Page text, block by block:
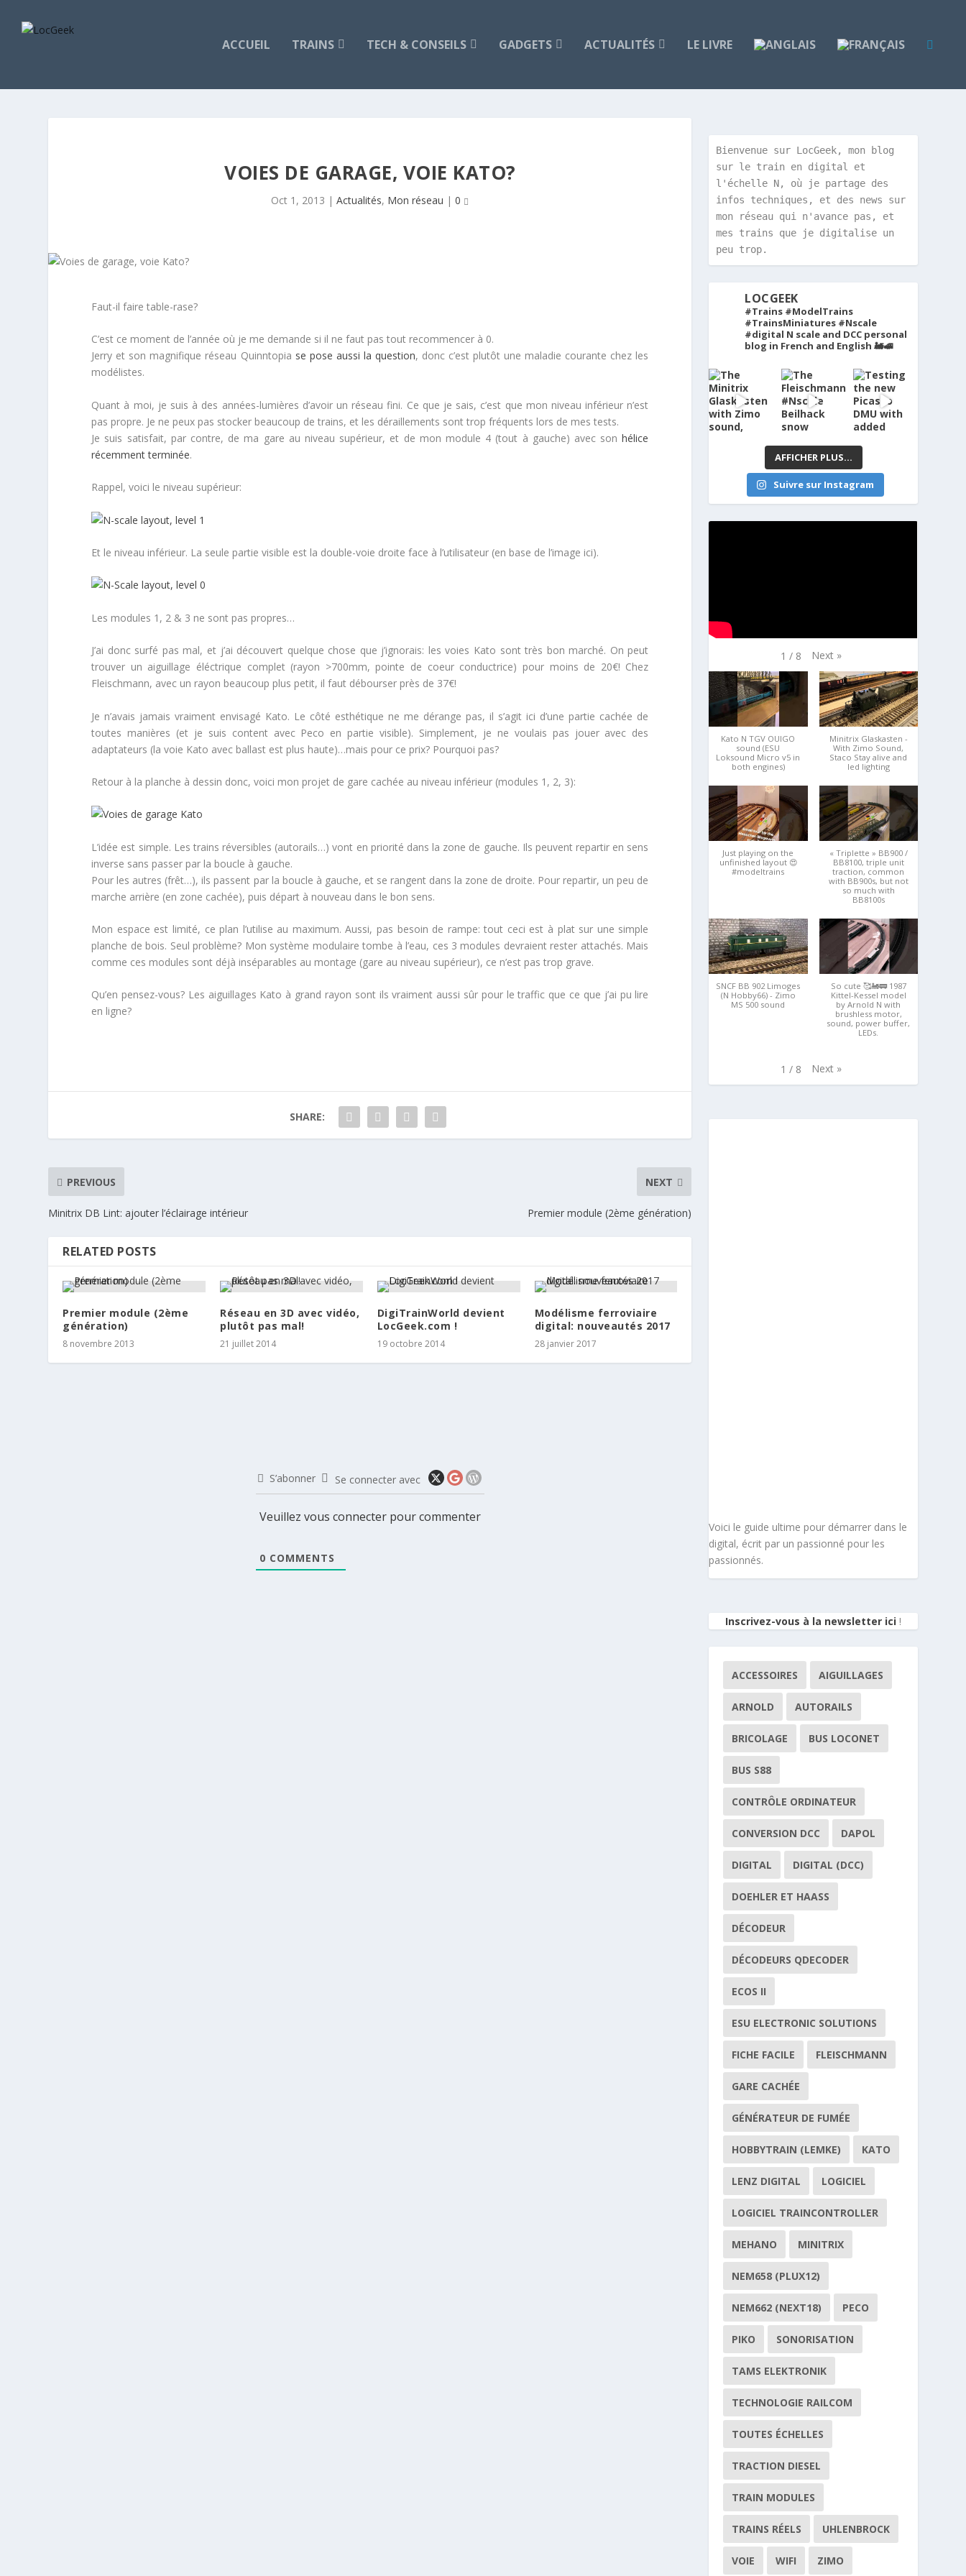
ACCUEIL TRAINS TECH & CONSEILS GADGETS ACTUALITÉS LE LIVRE
VOIES DE GARAGE, VOIE KATO?
Oct 1, 2013 |Actualités, Mon réseau |0
Faut-il faire table-rase?
C’est ce moment de l’année où je me demande si il ne faut pas tout recommencer à 0.
Jerry et son magnifique réseau Quinntopia se pose aussi la question, donc c’est plutôt une maladie courante chez les
modélistes.
Quant à moi, je suis à des années-lumières d’avoir un réseau fini. Ce que je sais, c’est que mon niveau inférieur n’est
pas propre. Je ne peux pas stocker beaucoup de trains, et les déraillements sont trop fréquents lors de mes tests.
Je suis satisfait, par contre, de ma gare au niveau supérieur, et de mon module 4 (tout à gauche) avec sonhélice
récemment terminée.
Rappel, voici le niveau supérieur:
Et le niveau inférieur. La seule partie visible est la double-voie droite face à l’utilisateur (en base de l’image ici).
Les modules 1, 2 & 3 ne sont pas propres…
J’ai donc surfé pas mal, et j’ai découvert quelque chose que j’ignorais: les voies Kato sont très bon marché. On peut
trouver un aiguillage éléctrique complet (rayon >700mm, pointe de coeur conductrice) pour moins de 20€! Chez
Fleischmann, avec un rayon beaucoup plus petit, il faut débourser près de 37€!
Je n’avais jamais vraiment envisagé Kato. Le côté esthétique ne me dérange pas, il s’agit ici d’une partie cachée de
toutes manières (et je suis content avec Peco en partie visible). Simplement, je ne voulais pas jouer avec des
adaptateurs (la voie Kato avec ballast est plus haute)…mais pour ce prix? Pourquoi pas?
Retour à la planche à dessin donc, voici mon projet de gare cachée au niveau inférieur (modules 1, 2, 3):
L’idée est simple. Les trains réversibles (autorails…) vont en priorité dans la zone de gauche. Ils peuvent repartir en sens
inverse sans passer par la boucle à gauche.
Pour les autres (frêt…), ils passent par la boucle à gauche, et se rangent dans la zone de droite. Pour repartir, un peu de
marche arrière (en zone cachée), puis départ à nouveau dans le bon sens.
Mon espace est limité, ce plan l’utilise au maximum. Aussi, pas besoin de rampe: tout ceci est à plat sur une simple
planche de bois. Seul problème? Mon système modulaire tombe à l’eau, ces 3 modules devraient rester attachés. Mais
comme ces modules sont déjà inséparables au montage (gare au niveau supérieur), ce n’est pas trop grave.
Qu’en pensez-vous? Les aiguillages Kato à grand rayon sont ils vraiment aussi sûr pour le traffic que ce que j’ai pu lire
en ligne?
SHARE:
PREVIOUS
Minitrix DB Lint: ajouter l’éclairage intérieur
NEXT
Premier module (2ème génération)
RELATED POSTS
Premier module (2ème
génération)
8 novembre 2013
Réseau en 3D avec vidéo,
plutôt pas mal!
21 juillet 2014
DigiTrainWorld devient
LocGeek.com !
19 octobre 2014
Modélisme ferroviaire
digital: nouveautés 2017
28 janvier 2017
S’abonner Se connecter avec
Veuillez vous connecter pour commenter
0 COMMENTS
Bienvenue sur LocGeek, mon blog
sur le train en digital et
l'échelle N, où je partage des
infos techniques, et des news sur
mon réseau qui n'avance pas, et
mes trains que je digitalise un
peu trop.
LOCGEEK
#Trains #ModelTrains
#TrainsMiniatures #Nscale
#digital N scale and DCC personal
blog in French and English 🚂🚅
AFFICHER PLUS...
Suivre sur Instagram
1 / 8 Next »
Kato N TGV OUIGO
sound (ESU
Loksound Micro v5 in
both engines)
Minitrix Glaskasten -
With Zimo Sound,
Staco Stay alive and
led lighting
Just playing on the
unfinished layout 😍
#modeltrains
« Triplette » BB900 /
BB8100, triple unit
traction, common
with BB900s, but not
so much with
BB8100s
SNCF BB 902 Limoges
(N Hobby66) - Zimo
MS 500 sound
So cute 🥰🚂🚃 1987
Kittel-Kessel model
by Arnold N with
brushless motor,
sound, power buffer,
LEDs.
1 / 8 Next »
Voici le guide ultime pour démarrer dans le
digital, écrit par un passionné pour les
passionnés.
Inscrivez-vous à la newsletter ici !
ACCESSOIRES AIGUILLAGES
ARNOLD AUTORAILS
BRICOLAGE BUS LOCONET
BUS S88
CONTRÔLE ORDINATEUR
CONVERSION DCC DAPOL
DIGITAL DIGITAL (DCC)
DOEHLER ET HAASS
DÉCODEUR
DÉCODEURS QDECODER
ECOS II
ESU ELECTRONIC SOLUTIONS
FICHE FACILE FLEISCHMANN
GARE CACHÉE
GÉNÉRATEUR DE FUMÉE
HOBBYTRAIN (LEMKE) KATO
LENZ DIGITAL LOGICIEL
LOGICIEL TRAINCONTROLLER
MEHANO MINITRIX
NEM658 (PLUX12)
NEM662 (NEXT18) PECO
PIKO SONORISATION
TAMS ELEKTRONIK
TECHNOLOGIE RAILCOM
TOUTES ÉCHELLES
TRACTION DIESEL
TRAIN MODULES
TRAINS RÉELS UHLENBROCK
VOIE WIFI ZIMO